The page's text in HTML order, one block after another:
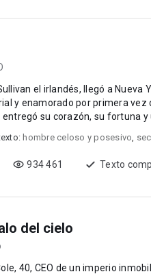
el irlandés, llegó a
y enamorado por primera
él. Le entregó su corazón, su
hombre celoso y posesivo,
934 461 Texto
del cielo
40, CEO de un imperio